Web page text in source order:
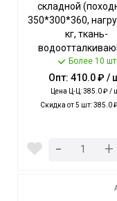
складной
350*300*360,
кг, ткань-
пропитка,
КРАСНЫЙ арт. ДС/
[5]
Более 10 шт
Опт: 410.0 ₽ /
Цена Ц-Ц: 385.0 ₽ /
Скидка от 5 шт: 385.0
- +